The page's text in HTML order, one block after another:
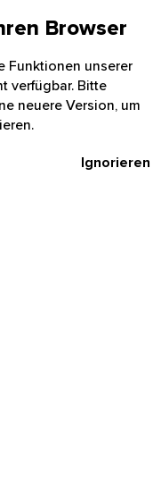
Browser
Funktionen unserer
verfügbar. Bitte
neuere Version, um
Ignorieren